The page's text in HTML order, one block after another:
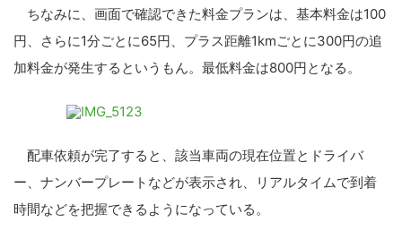
ちなみに、画面で確認できた料金プランは、基本料金は100
円、さらに1分ごとに65円、プラス距離1kmごとに300円の追
加料金が発生するというもん。最低料金は800円となる。
配車依頼が完了すると、該当車両の現在位置とドライバ
ー、ナンバープレートなどが表示され、リアルタイムで到着
時間などを把握できるようになっている。